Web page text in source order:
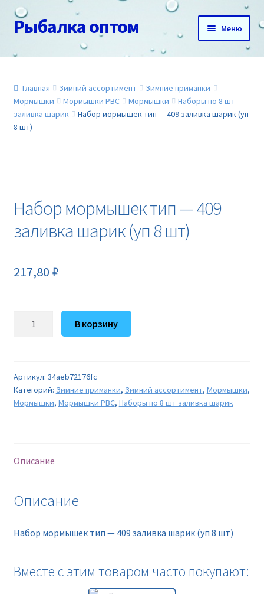
Перейти
к
навигации
Перейти
к
содержимому
Рыбалка оптом Меню
Главная
О нас
Доставка и оплата
Прайс
Главная Зимний ассортимент
Зимние приманки
Мормышки
Мормышки РВС Мормышки
Наборы по 8 шт
заливка шарик
Набор мормышек тип — 409 заливка шарик (уп
8 шт)
Набор мормышек тип — 409
заливка шарик (уп 8 шт)
217,80 ₽
Количество
тип
-
409
8
В корзину
Артикул: 34aeb72176fc
Категорий: Зимние приманки, Зимний ассортимент, Мормышки,
Мормышки, Мормышки РВС, Наборы по 8 шт заливка шарик
Описание
Описание
Набор мормышек тип — 409 заливка шарик (уп 8 шт)
Вместе с этим товаром часто покупают: